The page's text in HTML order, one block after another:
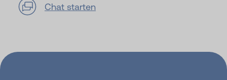
Chat starten